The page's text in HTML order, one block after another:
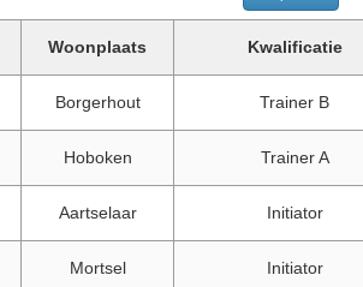
Woonplaats Kwalificatie
Borgerhout Trainer B
Hoboken Trainer A
Aartselaar Initiator
Mortsel Initiator